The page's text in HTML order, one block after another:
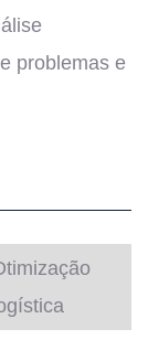
problemas e